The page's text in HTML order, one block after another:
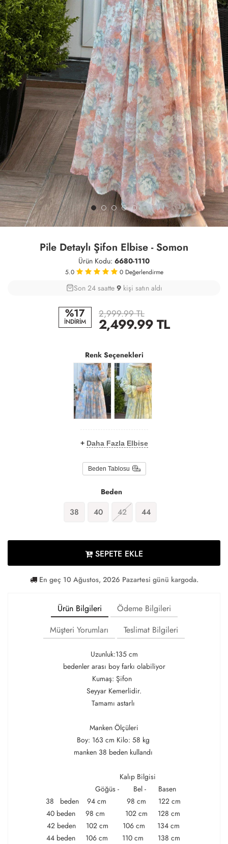
Pile Detaylı Şifon Elbise - Somon
Ürün Kodu: 6680-1110
5.0 0 Değerlendirme
28 43
Son 24 saatte 9 kişi satın aldı
%17
İNDİRİM
2,999.99 TL
2,499.99TL
Renk Seçenekleri
+ Daha Fazla Elbise
Beden Tablosu
Beden
38 40 42 44
SEPETE EKLE
En geç 10 Ağustos, 2026 Pazartesi günü kargoda.
Ürün Bilgileri
Ödeme Bilgileri
Müşteri Yorumları
Teslimat Bilgileri
Uzunluk:135 cm
bedenler arası boy farkı olabiliyor
Kumaş: Şifon
Seyyar Kemerlidir.
Tamamı astarlı
Manken Ölçüleri
Boy: 163 cm Kilo: 58 kg
manken 38 beden kullandı
Kalıp Bilgisi
Göğüs - Bel - Basen
38 beden 94 cm 98 cm 122 cm
40 beden 98 cm 102 cm 128 cm
42 beden 102 cm 106 cm 134 cm
44 beden 106 cm 110 cm 138 cm